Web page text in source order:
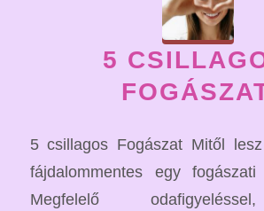
5
5 csillagos Fogászat Mitől
fájdalommentes egy fogászati
Megfelelő